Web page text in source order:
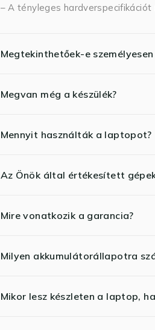
– A tényleges
Megtekinthetőek-e
Megvan még a készülék?
Mennyit használták a laptopot?
Az Önök által értékesített
Mire vonatkozik a garancia?
Milyen akkumulátorállapotra
Mikor lesz készleten a laptop,